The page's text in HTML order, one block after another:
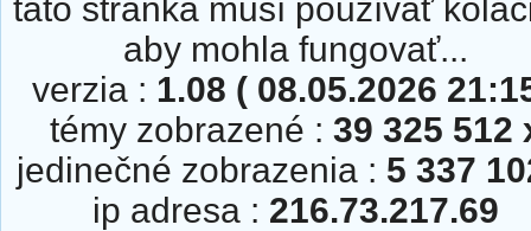
táto stránka musí používať
aby mohla fungovať...
verzia : 1.08 ( 08.05.2026
témy zobrazené : 39 325 512
jedinečné zobrazenia : 5 337
ip adresa : 216.73.217.69